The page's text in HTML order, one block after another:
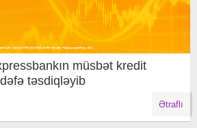
müsbət kredit
təsdiqləyib
Ətraflı